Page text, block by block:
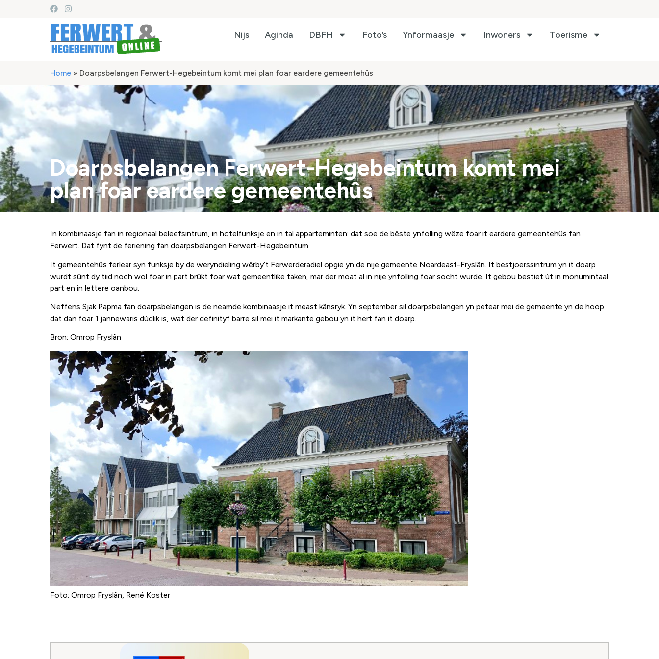
Nijs Aginda DBFH Foto’s Ynformaasje Inwoners Toerisme
Home » Doarpsbelangen Ferwert-Hegebeintum komt mei plan foar eardere gemeentehûs
Doarpsbelangen Ferwert-Hegebeintum komt mei
plan foar eardere gemeentehûs
In kombinaasje fan in regionaal beleefsintrum, in hotelfunksje en in tal apparteminten: dat soe de bêste ynfolling wêze foar it eardere gemeentehûs fan
Ferwert. Dat fynt de feriening fan doarpsbelangen Ferwert-Hegebeintum.
It gemeentehûs ferlear syn funksje by de weryndieling wêrby’t Ferwerderadiel opgie yn de nije gemeente Noardeast-Fryslân. It bestjoerssintrum yn it doarp
wurdt sûnt dy tiid noch wol foar in part brûkt foar wat gemeentlike taken, mar der moat al in nije ynfolling foar socht wurde. It gebou bestiet út in monumintaal
part en in lettere oanbou.
Neffens Sjak Papma fan doarpsbelangen is de neamde kombinaasje it meast kânsryk. Yn september sil doarpsbelangen yn petear mei de gemeente yn de hoop
dat dan foar 1 jannewaris dúdlik is, wat der definityf barre sil mei it markante gebou yn it hert fan it doarp.
Bron: Omrop Fryslân
Foto: Omrop Fryslân, René Koster